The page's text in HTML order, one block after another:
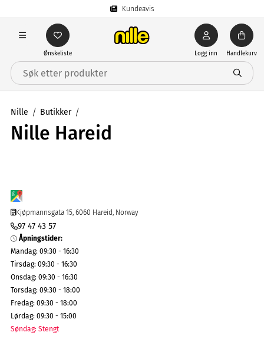
Kundeavis
Ønskeliste Logg inn Handlekurv
Nille Butikker
Nille Hareid
Kjøpmannsgata 15, 6060 Hareid, Norway
97 47 43 57
Åpningstider:
Mandag: 09:30 - 16:30
Tirsdag: 09:30 - 16:30
Onsdag: 09:30 - 16:30
Torsdag: 09:30 - 18:00
Fredag: 09:30 - 18:00
Lørdag: 09:30 - 15:00
Søndag: Stengt